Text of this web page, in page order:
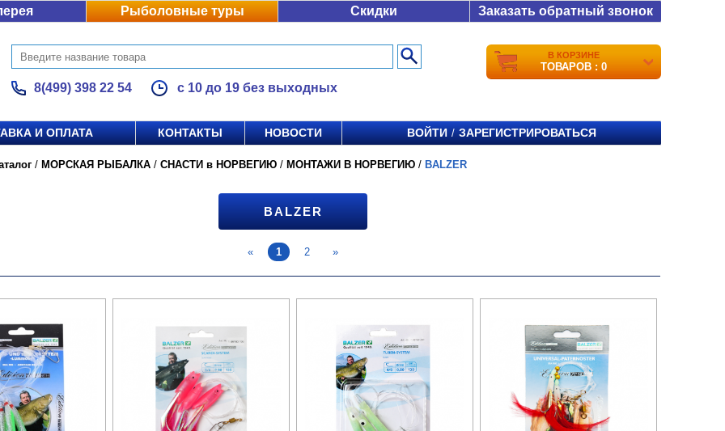
Рыболовные туры Скидки Заказать обратный звонок
8(499) 398 22 54 с 10 до 19 без выходных
В КОРЗИНЕ
ТОВАРОВ : 0
И ОПЛАТА КОНТАКТЫ НОВОСТИ ВОЙТИ / ЗАРЕГИСТРИРОВАТЬСЯ
/ МОРСКАЯ РЫБАЛКА / СНАСТИ в НОРВЕГИЮ / МОНТАЖИ В НОРВЕГИЮ / BALZER
BALZER
« 1 2 »